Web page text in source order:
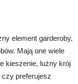
element garderoby,
Mają one wiele
kieszenie, luźny krój
czy preferujesz